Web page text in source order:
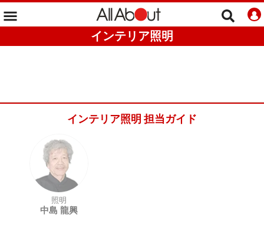
インテリア照明
インテリア照明 担当ガイド
照明
中島 龍興